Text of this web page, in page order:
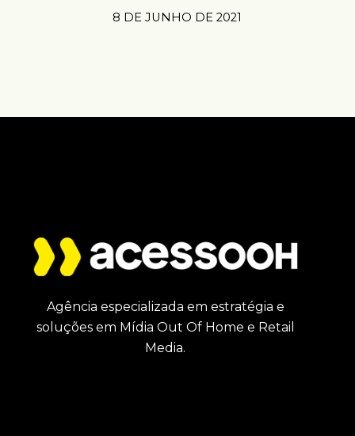
8 DE JUNHO DE 2021
Agência especializada em estratégia e
soluções em Mídia Out Of Home e Retail
Media.